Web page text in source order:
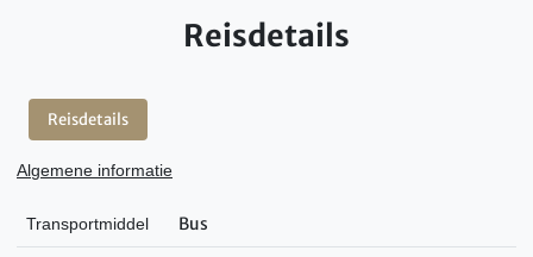
Reisdetails
Reisdetails
Algemene informatie
Transportmiddel Bus